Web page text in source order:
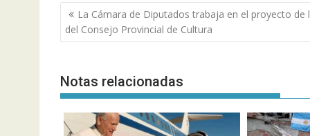
Navegación
de
entradas
La Cámara de Diputados trabaja en el proyecto de
del Consejo Provincial de Cultura
Notas relacionadas